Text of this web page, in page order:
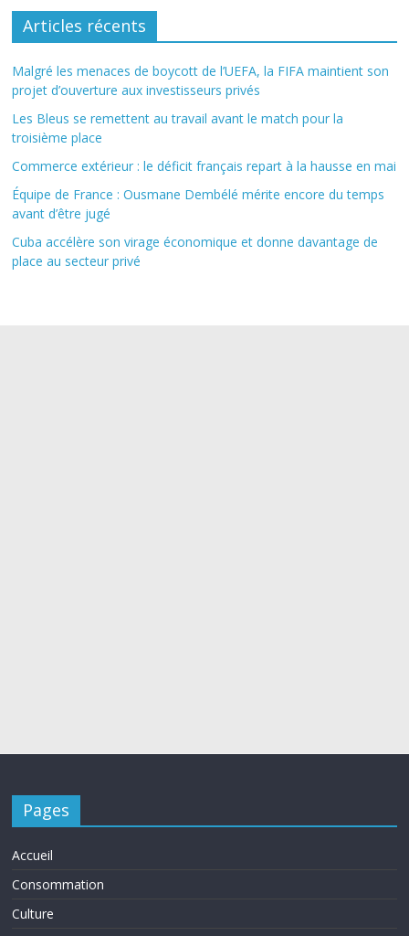
Articles récents
Malgré les menaces de boycott de l’UEFA, la FIFA maintient son
projet d’ouverture aux investisseurs privés
Les Bleus se remettent au travail avant le match pour la
troisième place
Commerce extérieur : le déficit français repart à la hausse en mai
Équipe de France : Ousmane Dembélé mérite encore du temps
avant d’être jugé
Cuba accélère son virage économique et donne davantage de
place au secteur privé
Pages
Accueil
Consommation
Culture